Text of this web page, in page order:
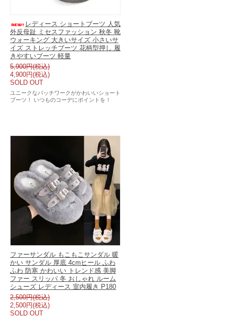
レディース ショートブーツ 人気
外反母趾 ミセスファッション 秋冬 靴
ウォーキング 大きいサイズ 小さいサ
イズ ストレッチブーツ 花柄型押し 履
きやすいブーツ 軽量
5,900円(税込)
4,900円(税込)
SOLD OUT
ユニークなパッチワークがかわいいショート
ブーツ！ いつものコーデにポイントを！
ファーサンダル もこもこサンダル 暖
かい サンダル 厚底 4cmヒール ふわ
ふわ 防寒 かわいい トレンド感 美脚
ファー スリッパ 冬 おしゃれ ルーム
シューズ レディース 室内履き P180
2,500円(税込)
2,500円(税込)
SOLD OUT